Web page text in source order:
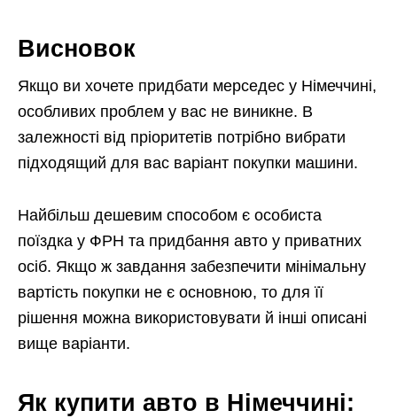
Висновок
Якщо ви хочете придбати мерседес у Німеччині,
особливих проблем у вас не виникне. В
залежності від пріоритетів потрібно вибрати
підходящий для вас варіант покупки машини.
Найбільш дешевим способом є особиста
поїздка у ФРН та придбання авто у приватних
осіб. Якщо ж завдання забезпечити мінімальну
вартість покупки не є основною, то для її
рішення можна використовувати й інші описані
вище варіанти.
Як купити авто в Німеччині: